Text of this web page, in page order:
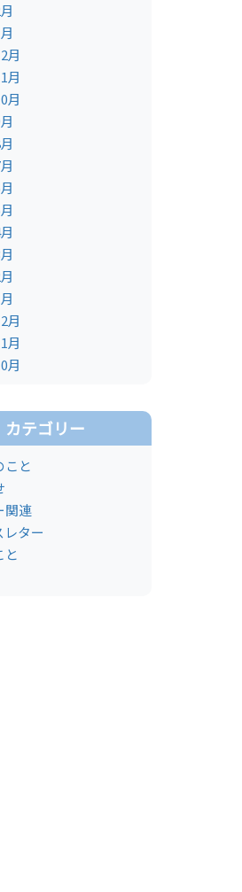
月
月
月
月
月
月
カテゴリー
こと
関連
レター
と